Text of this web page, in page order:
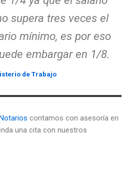
supera tres veces el
mínimo, es por eso
embargar en 1/8.
de Trabajo
contamos con asesoría en
una cita con nuestros